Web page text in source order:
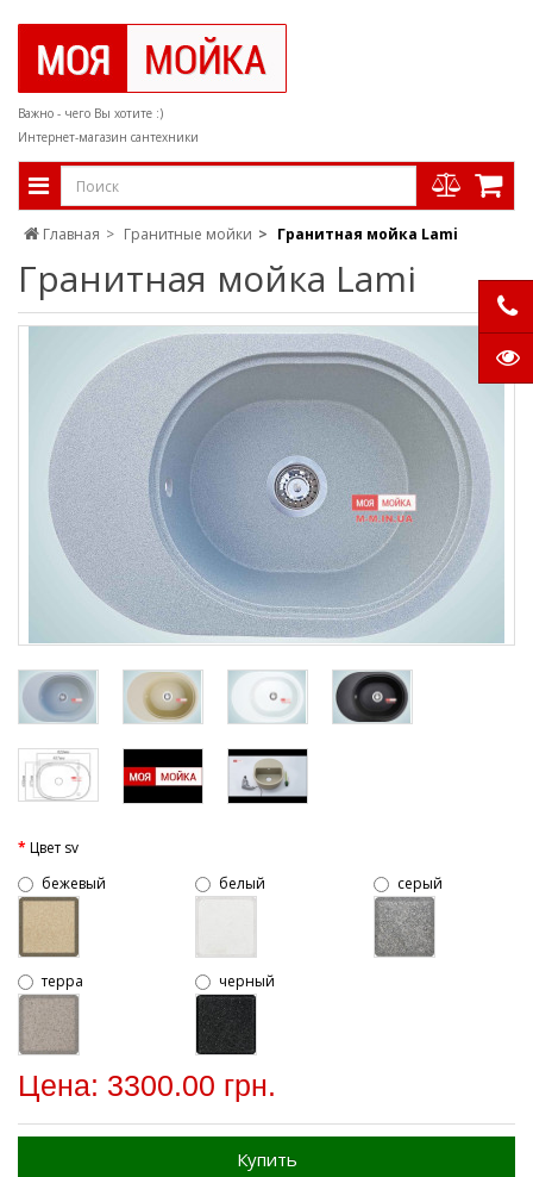
Важно - чего Вы хотите :)
Интернет-магазин сантехники
Главная Гранитные мойки Гранитная мойка Lami
Гранитная мойка Lami
Цвет sv
бежевый
белый серый
терра черный
Цена: 3300.00 грн.
Купить